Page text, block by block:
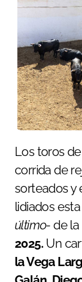
Los toros de
corrida de
sorteados y
lidiados
último- de la
2025. Un
la Vega